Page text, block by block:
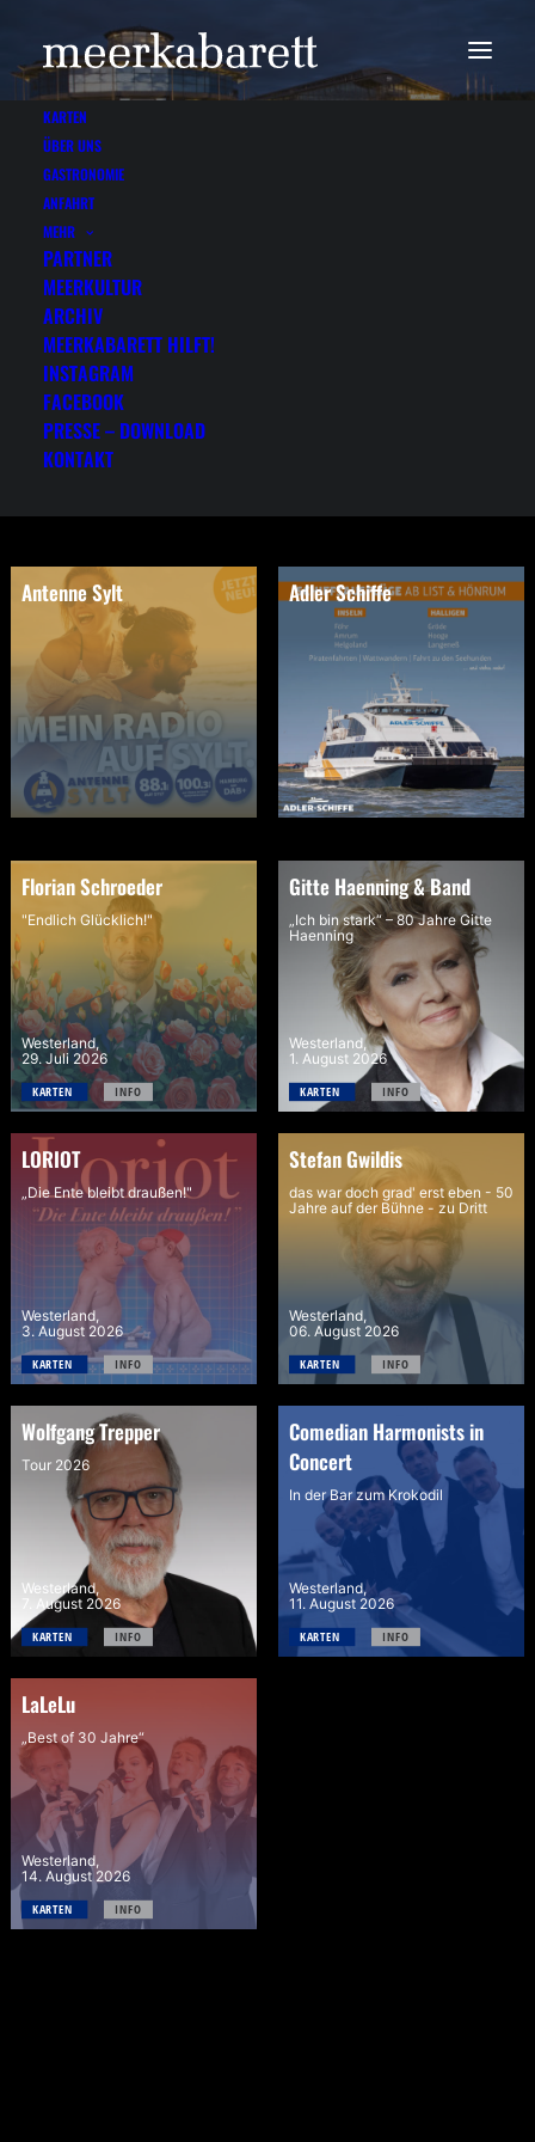
KARTEN
ÜBER UNS
GASTRONOMIE
ANFAHRT
MEHR
PARTNER
MEERKULTUR
ARCHIV
MEERKABARETT HILFT!
INSTAGRAM
FACEBOOK
PRESSE – DOWNLOAD
KONTAKT
Auch in 2026 werden wir Sie nicht in
Rantum begrüßen können. Daher haben
wir uns erneut entschieden dieses Jahr
noch einmal Künstler nach Westerland ins
Congress Centrum einzuladen. Wir freuen
uns auf Ihren Besuch im Sommer.
Karten erhalten Sie hier online, bei Famila,
den meisten VVK-Stellen auf Sylt und dem
Antenne Sylt Adler Schiffe
Florian Schroeder
"Endlich Glücklich!"
Westerland,
29. Juli 2026
KARTEN INFO
Gitte Haenning & Band
„Ich bin stark“ – 80 Jahre Gitte
Haenning
Westerland,
1. August 2026
KARTEN INFO
LORIOT
„Die Ente bleibt draußen!"
Westerland,
3. August 2026
KARTEN INFO
Stefan Gwildis
das war doch grad' erst eben - 50
Jahre auf der Bühne - zu Dritt
Westerland,
06. August 2026
KARTEN INFO
Wolfgang Trepper
Tour 2026
Westerland,
7. August 2026
KARTEN INFO
Comedian Harmonists in
Concert
In der Bar zum Krokodil
Westerland,
11. August 2026
KARTEN INFO
LaLeLu
„Best of 30 Jahre“
Westerland,
14. August 2026
KARTEN INFO